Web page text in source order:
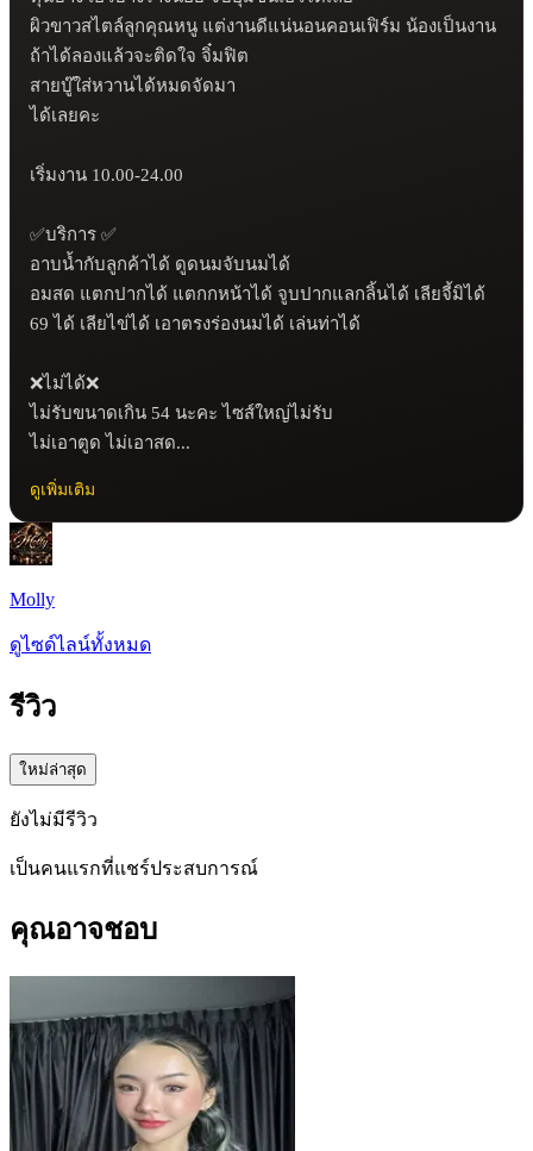
ผิวขาวสไตล์ลูกคุณหนู แต่งานดีแน่นอนคอนเฟิร์ม น้องเป็นงาน
ถ้าได้ลองแล้วจะติดใจ จิ๋มฟิต
สายบู๊ใส่หวานได้หมดจัดมา
ได้เลยคะ
เริ่มงาน 10.00-24.00
✅บริการ ✅
อาบน้ำกับลูกค้าได้ ดูดนมจับนมได้
อมสด แตกปากได้ แตกกหน้าได้ จูบปากแลกลิ้นได้ เลียจี้มิได้
69 ได้ เลียไข่ได้ เอาตรงร่องนมได้ เล่นท่าได้
❌ไม่ได้❌
ไม่รับขนาดเกิน 54 นะคะ ไซส์ใหญ่ไม่รับ
ไม่เอาตูด ไม่เอาสด...
ดูเพิ่มเติม
Molly
ดูไซด์ไลน์ทั้งหมด
รีวิว
ใหม่ล่าสุด
ยังไม่มีรีวิว
เป็นคนแรกที่แชร์ประสบการณ์
คุณอาจชอบ